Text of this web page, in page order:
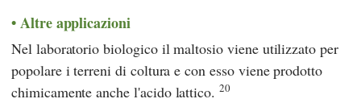
Altre applicazioni
Nel laboratorio biologico il maltosio viene utilizzato per
popolare i terreni di coltura e con esso viene prodotto
chimicamente anche l'acido lattico.20